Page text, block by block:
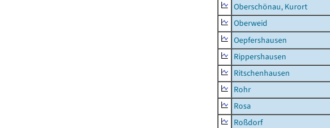
Oberschönau, Kurort
Oberweid
Oepfershausen
Rippershausen
Ritschenhausen
Rohr
Rosa
Roßdorf